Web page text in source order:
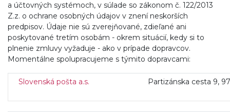
a účtovných systémoch, v súlade so zákonom č. 122/2013
Z.z. o ochrane osobných údajov v znení neskorších
predpisov. Údaje nie sú zverejňované, zdieľané ani
poskytované tretím osobám - okrem situácií, kedy si to
plnenie zmluvy vyžaduje - ako v prípade dopravcov.
Momentálne spolupracujeme s týmito dopravcami:
Slovenská pošta a.s. Partizánska cesta 9,